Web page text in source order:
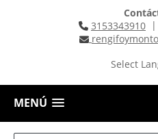
3153343910 |
Select
MENÚ